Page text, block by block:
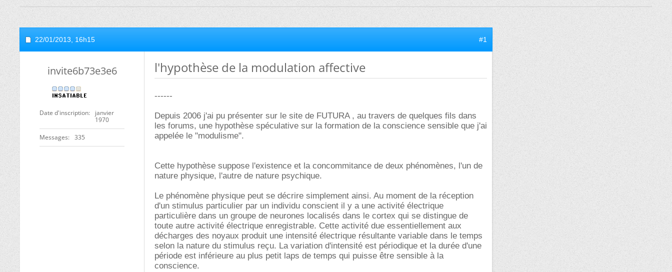
22/01/2013, 16h15 #1
invite6b73e3e6
Date d'inscription
janvier
1970
Messages 335
l'hypothèse de la modulation affective
------
Depuis 2006 j'ai pu présenter sur le site de FUTURA , au travers de quelques fils dans
les forums, une hypothèse spéculative sur la formation de la conscience sensible que j'ai
appelée le "modulisme".
Cette hypothèse suppose l'existence et la concommitance de deux phénomènes, l'un de
nature physique, l'autre de nature psychique.
Le phénomène physique peut se décrire simplement ainsi. Au moment de la réception
d'un stimulus particulier par un individu conscient il y a une activité électrique
particulière dans un groupe de neurones localisés dans le cortex qui se distingue de
toute autre activité électrique enregistrable. Cette activité due essentiellement aux
décharges des noyaux produit une intensité électrique résultante variable dans le temps
selon la nature du stimulus reçu. La variation d'intensité est périodique et la durée d'une
période est inférieure au plus petit laps de temps qui puisse être sensible à la
conscience.